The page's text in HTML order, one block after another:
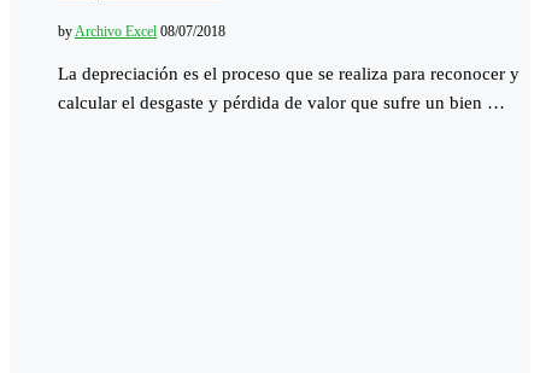
by Archivo Excel 08/07/2018
La depreciación es el proceso que se realiza para reconocer y
calcular el desgaste y pérdida de valor que sufre un bien …